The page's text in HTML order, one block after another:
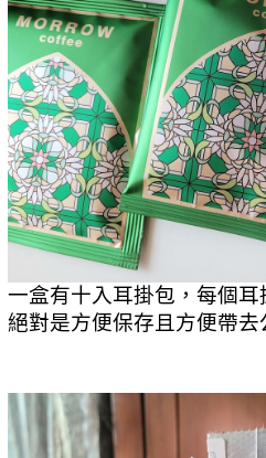
一盒有十入耳掛包，每個耳
絕對是方便保存且方便帶去